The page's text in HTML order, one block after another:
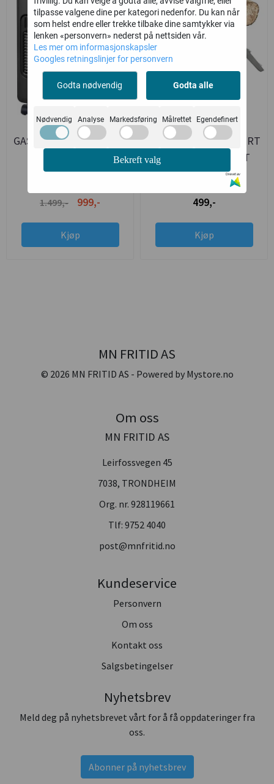
GASSOVN / PROPANOVN
SAMMENLEGGBAR - 3
VARMETRINN
HomeIT
1.499,- 999,-
Kjøp
SAGBUKK GALVANISERT
- 180KG KAPASITET
HomeIT
499,-
Kjøp
MN FRITID AS
© 2026 MN FRITID AS - Powered by Mystore.no
Om oss
MN FRITID AS
Leirfossvegen 45
7038, TRONDHEIM
Org. nr. 928119661
Tlf: 9752 4040
post@mnfritid.no
Kundeservice
Personvern
Om oss
Kontakt oss
Salgsbetingelser
Nyhetsbrev
Meld deg på nyhetsbrevet vårt for å få oppdateringer fra
oss.
Abonner på nyhetsbrev
tilpasse valgene dine per kategori nedenfor. Du kan når
som helst endre eller trekke tilbake dine samtykker via
lenken «personvern» nederst på nettsiden vår.
Les mer om informasjonskapsler
Googles retningslinjer for personvern
Godta nødvendig Godta alle
Nødvendig Analyse Markedsføring Målrettet Egendefinert
Bekreft valg
Drevet av